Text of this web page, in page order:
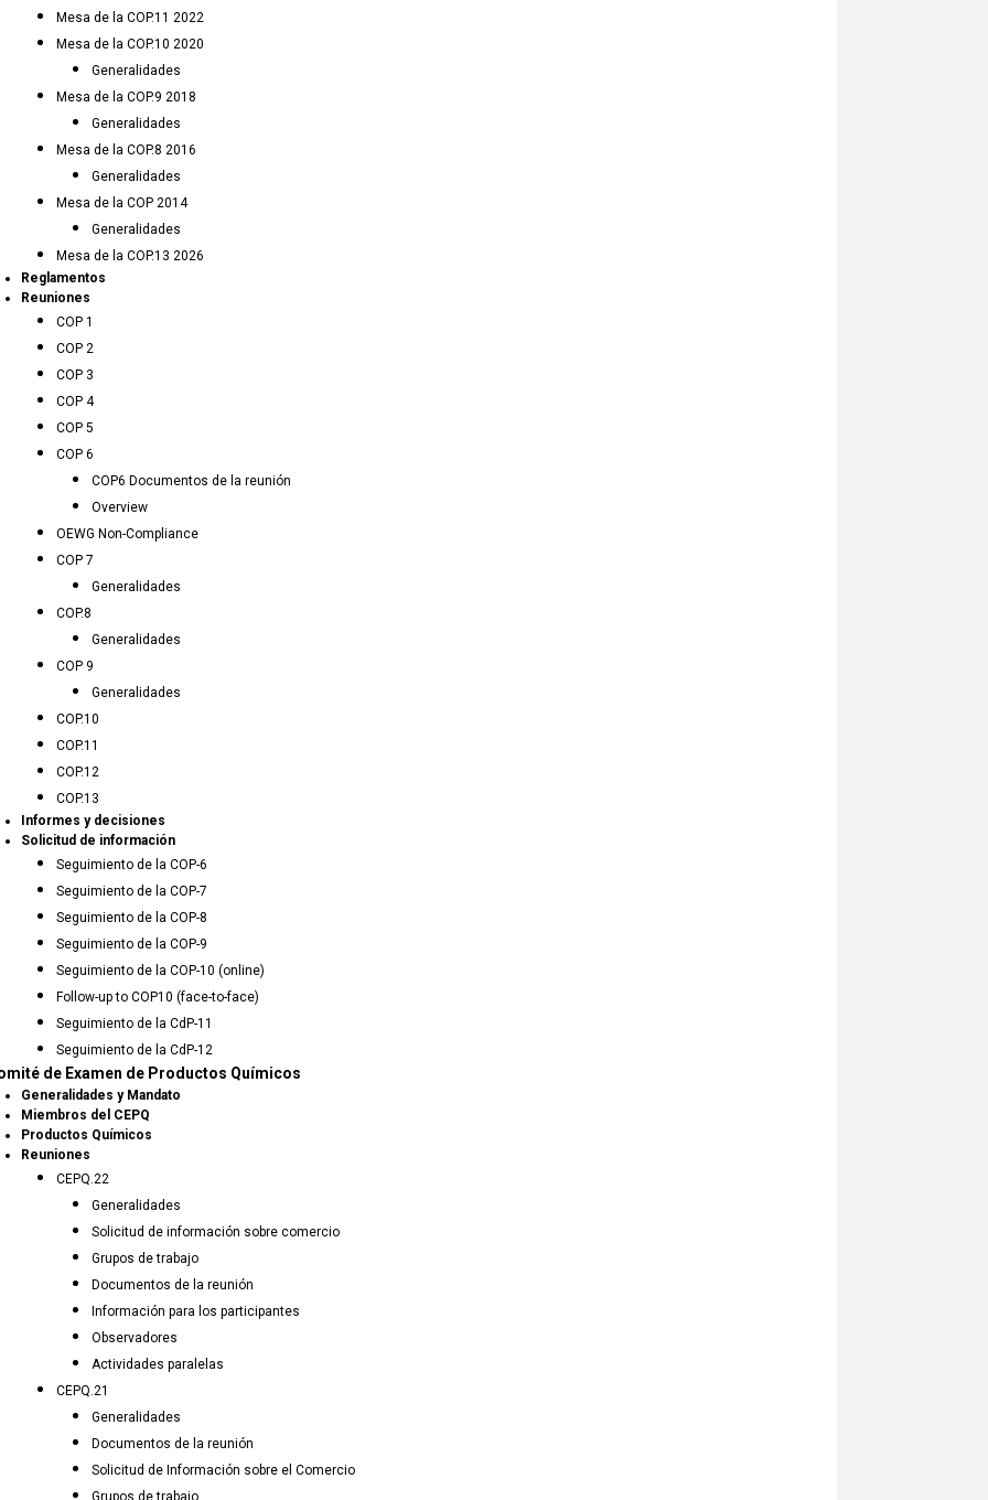
Mesa de la COP.11 2022
Mesa de la COP.10 2020
Generalidades
Mesa de la COP.9 2018
Generalidades
Mesa de la COP.8 2016
Generalidades
Mesa de la COP 2014
Generalidades
Mesa de la COP.13 2026
Reglamentos
Reuniones
COP 1
COP 2
COP 3
COP 4
COP 5
COP 6
COP6 Documentos de la reunión
Overview
OEWG Non-Compliance
COP 7
Generalidades
COP.8
Generalidades
COP 9
Generalidades
COP.10
COP.11
COP.12
COP.13
Informes y decisiones
Solicitud de información
Seguimiento de la COP-6
Seguimiento de la COP-7
Seguimiento de la COP-8
Seguimiento de la COP-9
Seguimiento de la COP-10 (online)
Follow-up to COP10 (face-to-face)
Seguimiento de la CdP-11
Seguimiento de la CdP-12
de Examen de Productos Químicos
Generalidades y Mandato
Miembros del CEPQ
Productos Químicos
Reuniones
CEPQ.22
Generalidades
Solicitud de información sobre comercio
Grupos de trabajo
Documentos de la reunión
Información para los participantes
Observadores
Actividades paralelas
CEPQ.21
Generalidades
Documentos de la reunión
Solicitud de Información sobre el Comercio
Grupos de trabajo